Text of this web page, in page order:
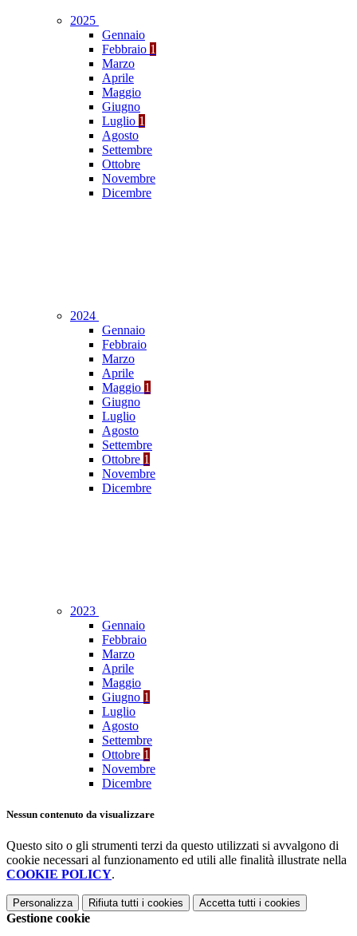
2025
Gennaio
Febbraio 1
Marzo
Aprile
Maggio
Giugno
Luglio 1
Agosto
Settembre
Ottobre
Novembre
Dicembre
2024
Gennaio
Febbraio
Marzo
Aprile
Maggio 1
Giugno
Luglio
Agosto
Settembre
Ottobre 1
Novembre
Dicembre
2023
Gennaio
Febbraio
Marzo
Aprile
Maggio
Giugno 1
Luglio
Agosto
Settembre
Ottobre 1
Novembre
Dicembre
Nessun contenuto da visualizzare
Questo sito o gli strumenti terzi da questo utilizzati si avvalgono di
cookie necessari al funzionamento ed utili alle finalità illustrate nella
COOKIE POLICY.
Personalizza Rifiuta tutti i cookies Accetta tutti i cookies
Gestione cookie